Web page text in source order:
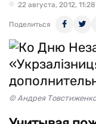
22 августа, 2012, 11:28
Поделиться
© Андрея